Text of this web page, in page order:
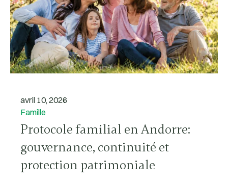
avril 10, 2026
Famille
Protocole familial en Andorre:
gouvernance, continuité et
protection patrimoniale